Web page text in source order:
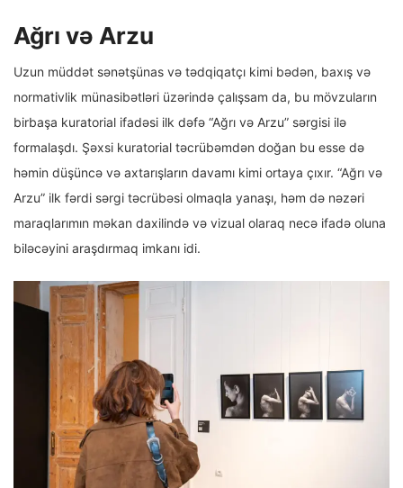
Ağrı və Arzu
Uzun müddət sənətşünas və tədqiqatçı kimi bədən, baxış və
normativlik münasibətləri üzərində çalışsam da, bu mövzuların
birbaşa kuratorial ifadəsi ilk dəfə “Ağrı və Arzu” sərgisi ilə
formalaşdı. Şəxsi kuratorial təcrübəmdən doğan bu esse də
həmin düşüncə və axtarışların davamı kimi ortaya çıxır. “Ağrı və
Arzu” ilk fərdi sərgi təcrübəsi olmaqla yanaşı, həm də nəzəri
maraqlarımın məkan daxilində və vizual olaraq necə ifadə oluna
biləcəyini araşdırmaq imkanı idi.